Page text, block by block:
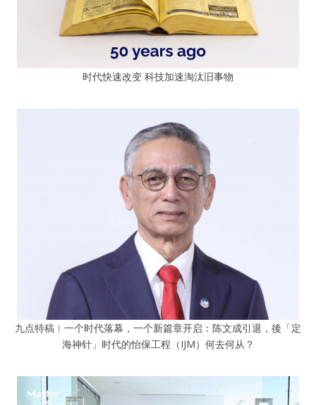
时代快速改变 科技加速淘汰旧事物
九点特稿︱一个时代落幕，一个新篇章开启：陈文成引退，後「定
海神针」时代的怡保工程（IJM）何去何从？